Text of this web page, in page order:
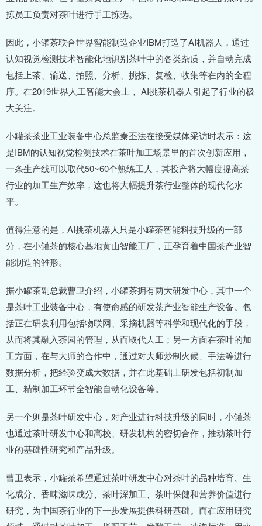
拣员工负责对茶叶进行手工拣选。
因此，小罐茶联合世界智能制造企业IBM打造了AI机器人，通过
认知视觉检测技术智能化地识别茶叶中的各类杂质，并自动完成
包括上茶、输送、拍照、分析、挑拣、复检、收集等在内的全程
序。在2019世界人工智能大会上， AI挑茶机器人引起了行业的极
大关注。
小罐茶茶业工业装备中心总监秦丕法在接受媒体采访时表示：这
是IBM的认知视觉检测技术在茶叶加工场景里的首次创新应用，
一条生产线可以取代50~60个熟练工人，其投产将大幅度提高茶
行业的加工生产效率，这也将大幅提升茶行业整体的现代化水
平。
值得注意的是，AI挑茶机器人只是小罐茶智能科技升级的一部
分，在小罐茶的核心基地黄山智能工厂，正孕育着中国茶产业智
能制造的雏形。
据小罐茶副总裁曹卫介绍，小罐茶拥有两大研发中心，其中一个
是茶叶工业装备中心，有使命感的研发茶产业智能生产设备。包
括正在研发利用包括物联网、采摘机器等科学和现代化的手段，
从而将其融入茶园的管理，从而取代人工；另一方面在茶叶的加
工方面，在与大师的合作中，通过对大师炒制火候、手法等进行
数据分析，把经验变成大数据，并在此基础上研发包括初制加
工、精制加工环节全智能自动化设备等。
另一个则是茶叶研发中心，对产业进行科技升级的同时，小罐茶
也通过茶叶研发中心和高校、研发机构的密切合作，推动茶叶行
业的基础性研究和产品升级。
曹卫表示，小罐茶希望通过茶叶研发中心对茶叶的品种培育、生
化成分、香味滋味成分、茶叶深加工、茶叶保健和营养价值进行
研究，为中国茶行业的下一步发展提供科研基础。而在应用研究